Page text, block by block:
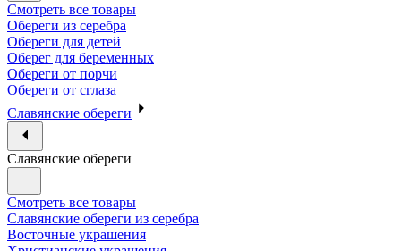
Смотреть все товары
Обереги из серебра
Обереги для детей
Оберег для беременных
Обереги от порчи
Обереги от сглаза
Славянские обереги
Славянские обереги
Смотреть все товары
Славянские обереги из серебра
Восточные украшения